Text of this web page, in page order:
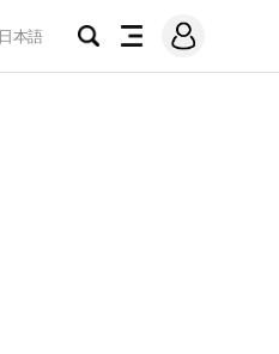
日本語
검
전
메
그